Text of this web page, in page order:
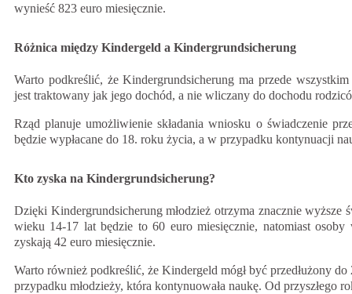
wynieść 823 euro miesięcznie.
Różnica między Kindergeld a Kindergrundsicherung
Warto podkreślić, że Kindergrundsicherung ma przede
jest traktowany jak jego dochód, a nie wliczany do dochodu
Rząd planuje umożliwienie składania wniosku o świadczenie
będzie wypłacane do 18. roku życia, a w przypadku kontynuacji
Kto zyska na Kindergrundsicherung?
Dzięki Kindergrundsicherung młodzież otrzyma znacznie wyższe
wieku 14-17 lat będzie to 60 euro miesięcznie, natomiast osoby
zyskają 42 euro miesięcznie.
Warto również podkreślić, że Kindergeld mógł być przedłużony
przypadku młodzieży, która kontynuowała naukę. Od przyszłego